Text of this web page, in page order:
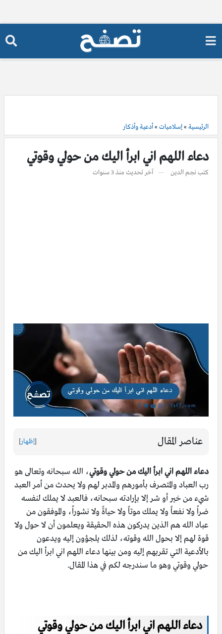
الرئيسية »إسلاميات »أدعية وأذكار
دعاء اللهم اني ابرأ اليك من حولي وقوتي
كتب نجم الدين آخر تحديث منذ 3 سنوات
عناصر المقال [إظهار]
دعاء اللهم اني ابرأ اليك من حولي وقوتي، الله سبحانه وتعالى هو
رب العباد والمتصرف بأمورهم والمدبر لهم ولا يحدث من أمر العبد
شيء من خير أو شر إلا بإرادته سبحانه، فالعبد لا يملك لنفسه
ضراً ولا نفعاً ولا يملك موتاً ولا حياةً ولا نشوراً، والموفقون من
عباد الله هم الذين يدركون هذه الحقيقة ويعلمون أن لا حول ولا
قوة لهم إلا بحول الله وقوته، لذلك يلجؤون إليه ويدعون
بالأدعية التي تقربهم إليه ومن بينها دعاء اللهم اني ابرأ اليك من
حولي وقوتي وهو ما سندرجه لكم في هذا المقال.
دعاء اللهم اني ابرأ اليك من حولي وقوتي